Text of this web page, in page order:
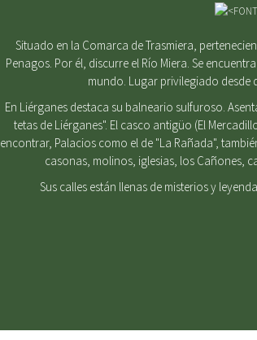
Situado en la Comarca de Trasmiera,
Penagos. Por él, discurre el Río Miera. Se
mundo. Lugar privilegiado desde
En Liérganes destaca su balneario sulfuroso.
tetas de Liérganes". El casco antigüo (El
encontrar, Palacios como el de "La Rañada",
casonas, molinos, iglesias, los Cañones,
Sus calles están llenas de misterios y